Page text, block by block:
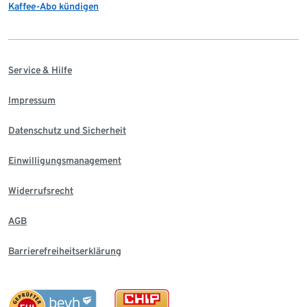
Kaffee-Abo kündigen
Service & Hilfe
Impressum
Datenschutz und Sicherheit
Einwilligungsmanagement
Widerrufsrecht
AGB
Barrierefreiheitserklärung